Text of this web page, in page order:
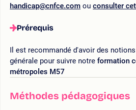
handicap@cnfce.com ou consulter
Prérequis
Il est recommandé d'avoir des
générale pour suivre notre formation
métropoles M57
Méthodes pédagogiques